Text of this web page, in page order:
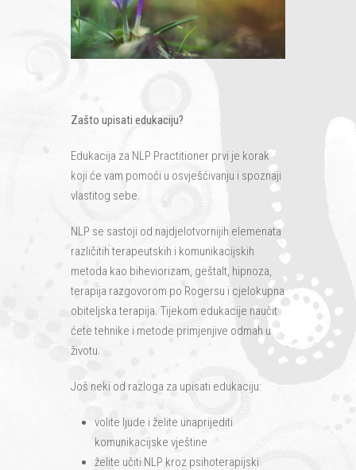
Zašto upisati edukaciju?
Edukacija za NLP Practitioner prvi je korak
koji će vam pomoći u osvješćivanju i spoznaji
vlastitog sebe.
NLP se sastoji od najdjelotvornijih elemenata
različitih terapeutskih i komunikacijskih
metoda kao biheviorizam, geštalt, hipnoza,
terapija razgovorom po Rogersu i cjelokupna
obiteljska terapija. Tijekom edukacije naučit
ćete tehnike i metode primjenjive odmah u
životu.
Još neki od razloga za upisati edukaciju:
volite ljude i želite unaprijediti
komunikacijske vještine
želite učiti NLP kroz psihoterapijski